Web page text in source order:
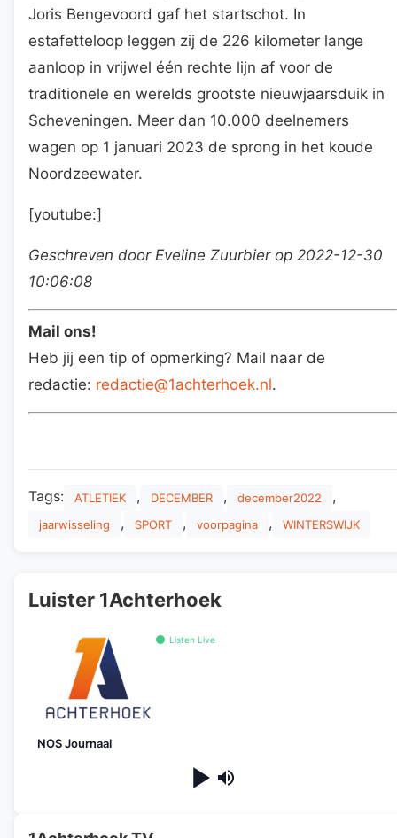
Joris Bengevoord gaf het startschot. In
estafetteloop leggen zij de 226 kilometer lange
aanloop in vrijwel één rechte lijn af voor de
traditionele en werelds grootste nieuwjaarsduik in
Scheveningen. Meer dan 10.000 deelnemers
wagen op 1 januari 2023 de sprong in het koude
Noordzeewater.
[youtube:]
Geschreven door Eveline Zuurbier op 2022-12-30
10:06:08
Mail ons!
Heb jij een tip of opmerking? Mail naar de
redactie: redactie@1achterhoek.nl.
Tags: ATLETIEK , DECEMBER , december2022 ,
jaarwisseling , SPORT , voorpagina , WINTERSWIJK
Luister 1Achterhoek
Listen Live
NOS Journaal